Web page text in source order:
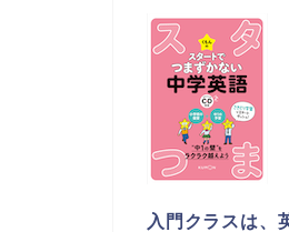
入門クラスは、